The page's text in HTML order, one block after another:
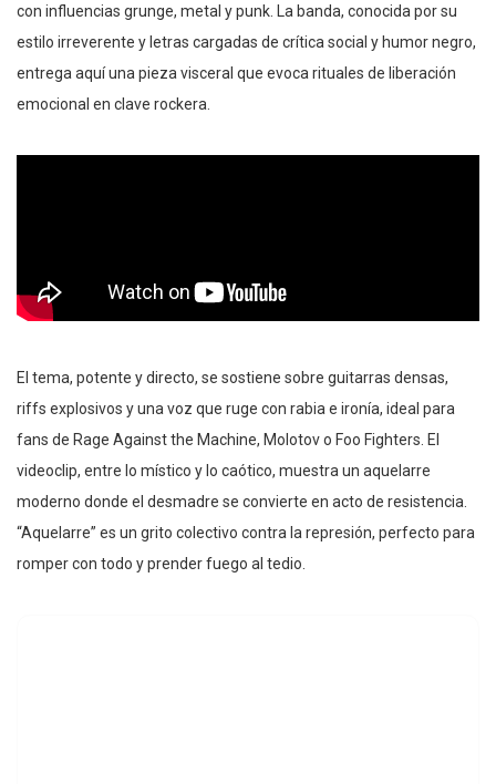
con influencias grunge, metal y punk. La banda, conocida por su
estilo irreverente y letras cargadas de crítica social y humor negro,
entrega aquí una pieza visceral que evoca rituales de liberación
emocional en clave rockera.
El tema, potente y directo, se sostiene sobre guitarras densas,
riffs explosivos y una voz que ruge con rabia e ironía, ideal para
fans de Rage Against the Machine, Molotov o Foo Fighters. El
videoclip, entre lo místico y lo caótico, muestra un aquelarre
moderno donde el desmadre se convierte en acto de resistencia.
“Aquelarre” es un grito colectivo contra la represión, perfecto para
romper con todo y prender fuego al tedio.